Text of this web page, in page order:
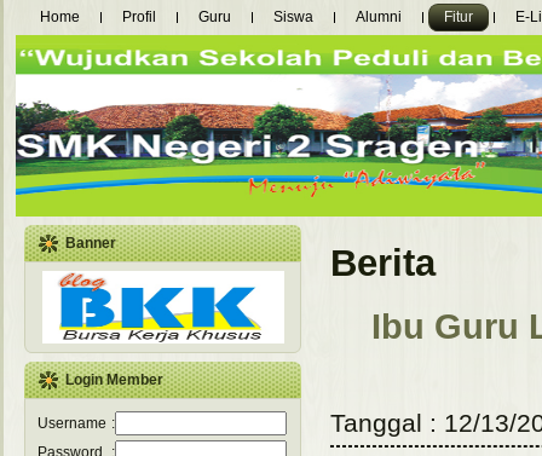
Home Profil Guru Siswa Alumni Fitur E-
Banner
Login Member
Username :
Password
:
Berita
Ibu Guru
Tanggal : 12/13/